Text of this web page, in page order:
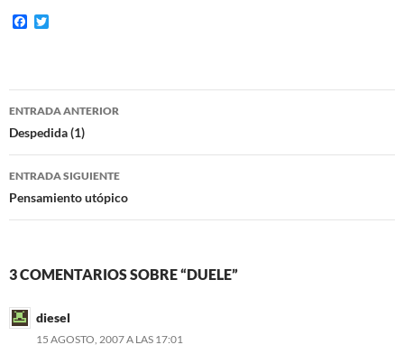
F
o
o
e
r
Navegación
de
entradas
ENTRADA ANTERIOR
Despedida (1)
ENTRADA SIGUIENTE
Pensamiento utópico
3 COMENTARIOS SOBRE “DUELE”
diesel
15 AGOSTO, 2007 A LAS 17:01